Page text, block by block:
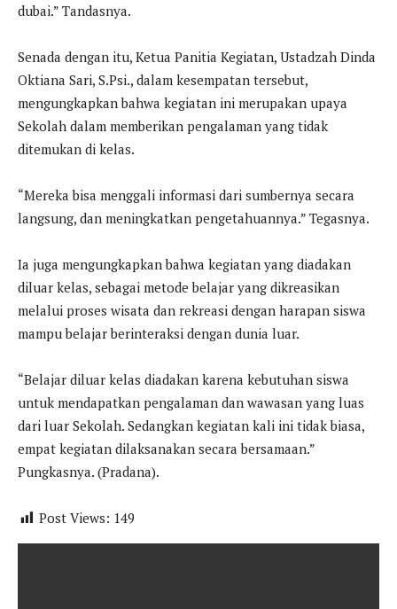
dubai.” Tandasnya.
Senada dengan itu, Ketua Panitia Kegiatan, Ustadzah Dinda
Oktiana Sari, S.Psi., dalam kesempatan tersebut,
mengungkapkan bahwa kegiatan ini merupakan upaya
Sekolah dalam memberikan pengalaman yang tidak
ditemukan di kelas.
“Mereka bisa menggali informasi dari sumbernya secara
langsung, dan meningkatkan pengetahuannya.” Tegasnya.
Ia juga mengungkapkan bahwa kegiatan yang diadakan
diluar kelas, sebagai metode belajar yang dikreasikan
melalui proses wisata dan rekreasi dengan harapan siswa
mampu belajar berinteraksi dengan dunia luar.
“Belajar diluar kelas diadakan karena kebutuhan siswa
untuk mendapatkan pengalaman dan wawasan yang luas
dari luar Sekolah. Sedangkan kegiatan kali ini tidak biasa,
empat kegiatan dilaksanakan secara bersamaan.”
Pungkasnya. (Pradana).
Post Views: 149